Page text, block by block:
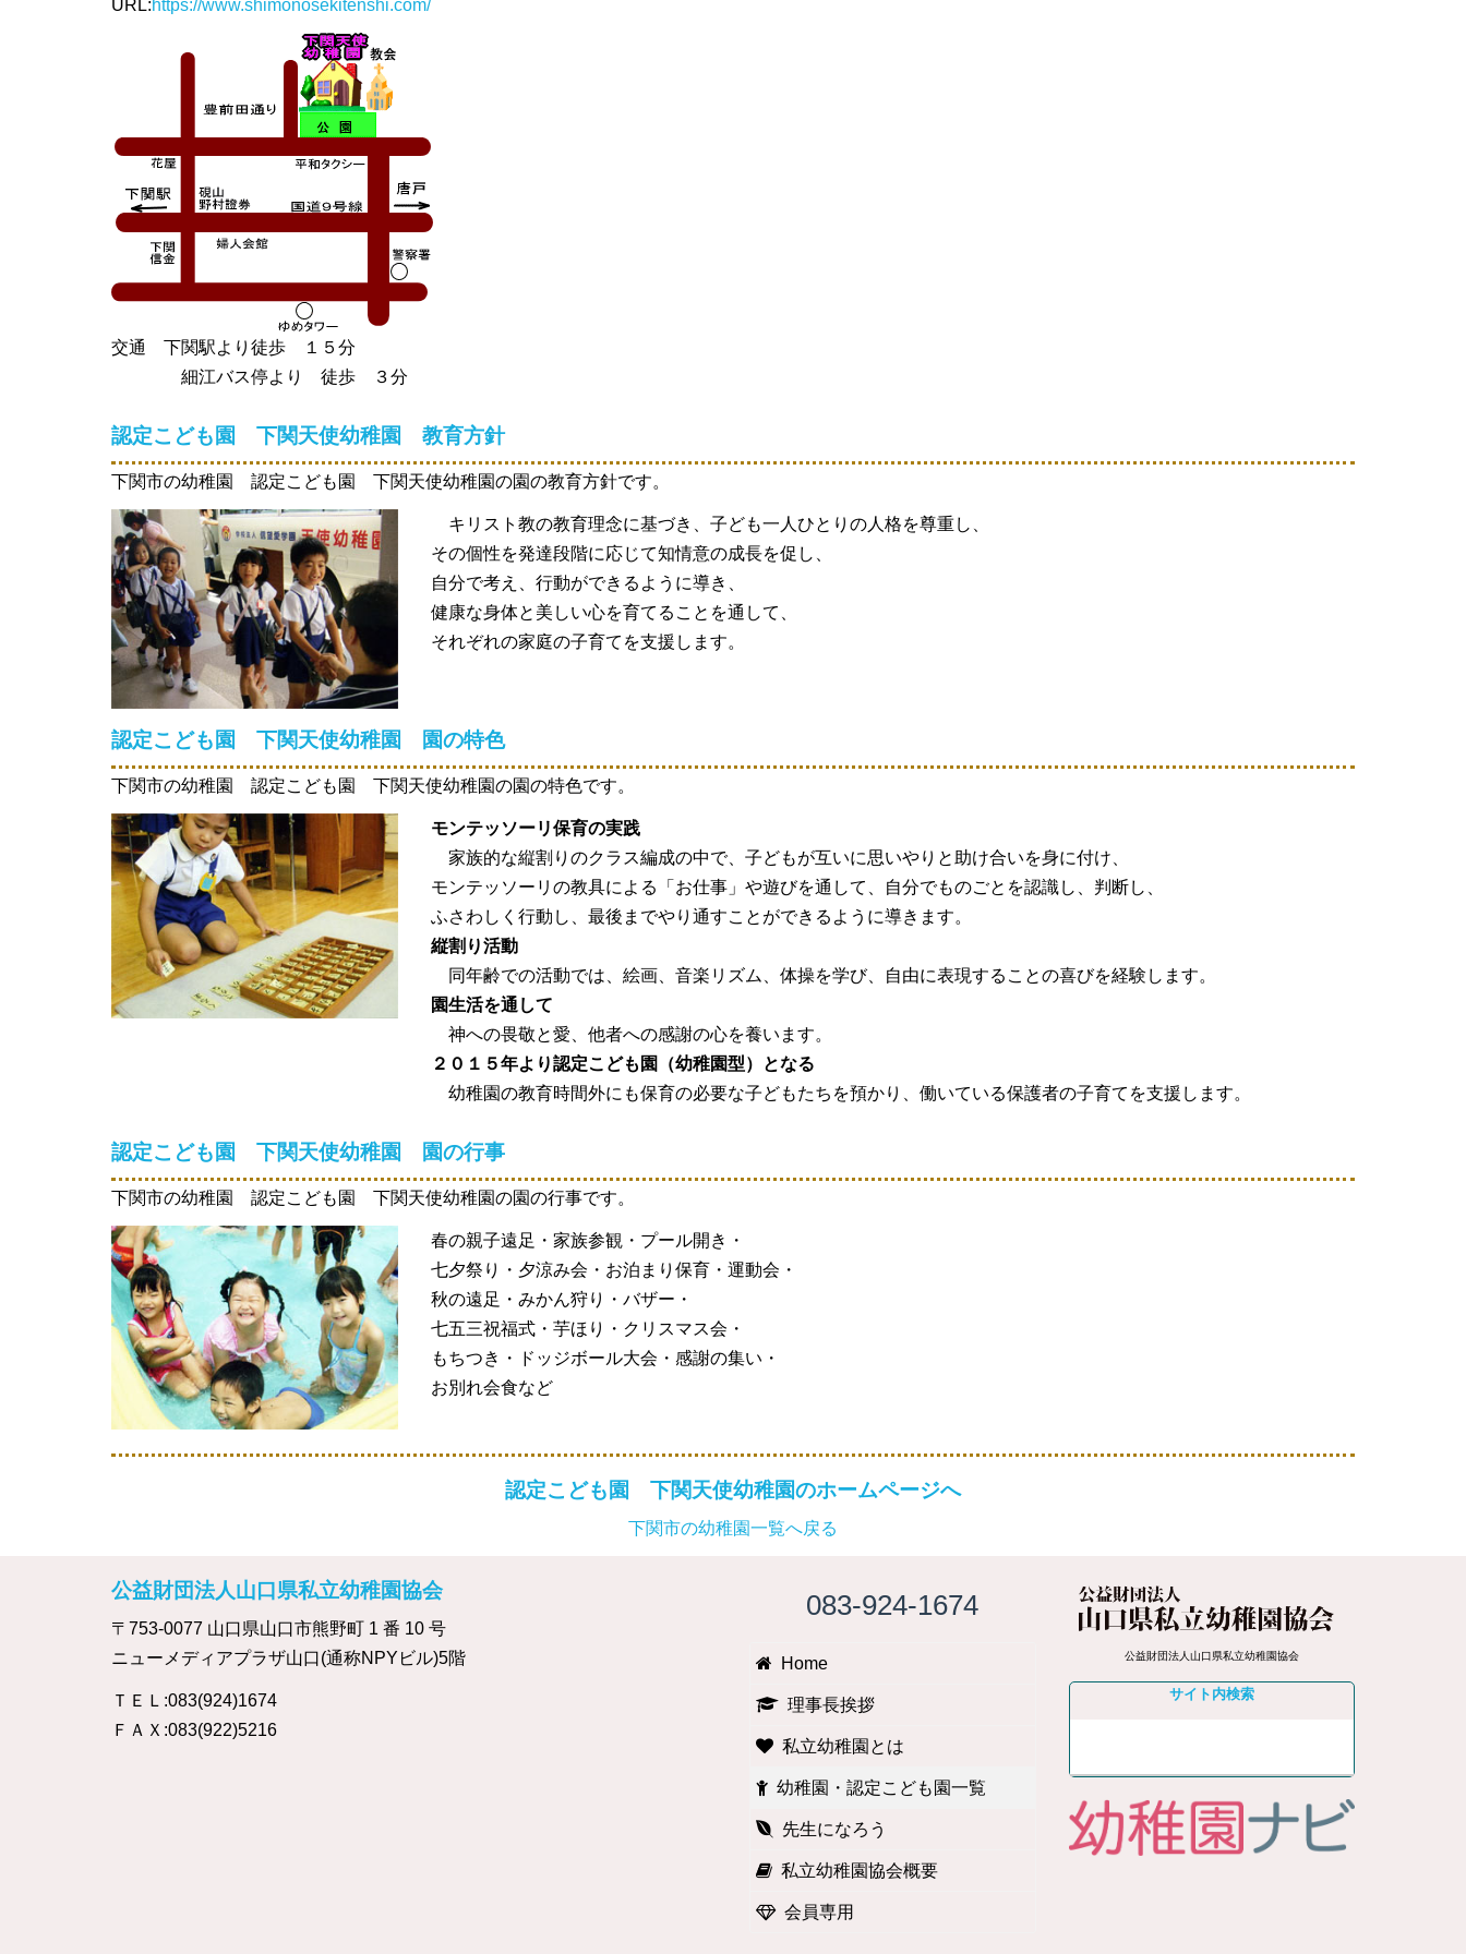
URL:https://www.shimonosekitenshi.com/
交通 下関駅より徒歩 １５分
細江バス停より 徒歩 ３分
認定こども園 下関天使幼稚園 教育方針
下関市の幼稚園 認定こども園 下関天使幼稚園の園の教育方針です。
キリスト教の教育理念に基づき、子ども一人ひとりの人格を尊重し、
その個性を発達段階に応じて知情意の成長を促し、
自分で考え、行動ができるように導き、
健康な身体と美しい心を育てることを通して、
それぞれの家庭の子育てを支援します。
認定こども園 下関天使幼稚園 園の特色
下関市の幼稚園 認定こども園 下関天使幼稚園の園の特色です。
モンテッソーリ保育の実践
家族的な縦割りのクラス編成の中で、子どもが互いに思いやりと助け合いを身に付け、
モンテッソーリの教具による「お仕事」や遊びを通して、自分でものごとを認識し、判断し、
ふさわしく行動し、最後までやり通すことができるように導きます。
縦割り活動
同年齢での活動では、絵画、音楽リズム、体操を学び、自由に表現することの喜びを経験します。
園生活を通して
神への畏敬と愛、他者への感謝の心を養います。
２０１５年より認定こども園（幼稚園型）となる
幼稚園の教育時間外にも保育の必要な子どもたちを預かり、働いている保護者の子育てを支援します。
認定こども園 下関天使幼稚園 園の行事
下関市の幼稚園 認定こども園 下関天使幼稚園の園の行事です。
春の親子遠足・家族参観・プール開き・
七夕祭り・夕涼み会・お泊まり保育・運動会・
秋の遠足・みかん狩り・バザー・
七五三祝福式・芋ほり・クリスマス会・
もちつき・ドッジボール大会・感謝の集い・
お別れ会食など
認定こども園 下関天使幼稚園のホームページへ
下関市の幼稚園一覧へ戻る
公益財団法人山口県私立幼稚園協会
〒753-0077 山口県山口市熊野町 1 番 10 号
ニューメディアプラザ山口(通称NPYビル)5階
ＴＥＬ:083(924)1674
ＦＡＸ:083(922)5216
083-924-1674
Home
理事長挨拶
私立幼稚園とは
幼稚園・認定こども園一覧
先生になろう
私立幼稚園協会概要
会員専用
公益財団法人山口県私立幼稚園協会
サイト内検索